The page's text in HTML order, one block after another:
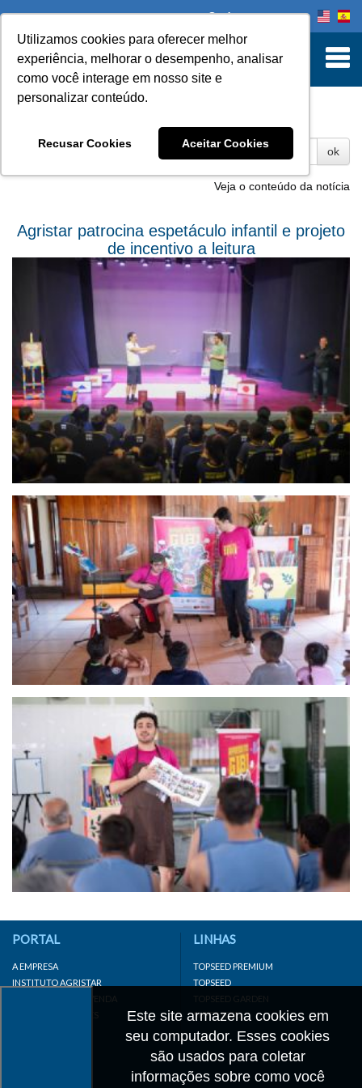
Utilizamos cookies para oferecer melhor
experiência, melhorar o desempenho, analisar
como você interage em nosso site e
personalizar conteúdo.
Recusar Cookies Aceitar Cookies
Onde comprar
ok
Agristar patrocina espetáculo infantil e projeto
de incentivo a leitura
Veja o conteúdo da notícia
Este site armazena cookies em
seu computador. Esses cookies
são usados para coletar
informações sobre como você
PORTAL
A EMPRESA
INSTITUTO AGRISTAR
DISTRIBUIDOR/REVENDA
LINKS IMPORTANTES
LINHAS
TOPSEED PREMIUM
TOPSEED
TOPSEED GARDEN
SUPERSEED